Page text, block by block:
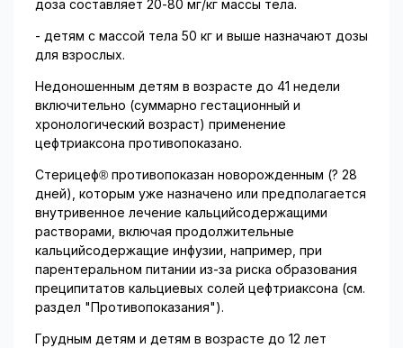
доза составляет 20-80 мг/кг массы тела.
- детям с массой тела 50 кг и выше назначают дозы
для взрослых.
Недоношенным детям в возрасте до 41 недели
включительно (суммарно гестационный и
хронологический возраст) применение
цефтриаксона противопоказано.
Стерицеф® противопоказан новорожденным (? 28
дней), которым уже назначено или предполагается
внутривенное лечение кальцийсодержащими
растворами, включая продолжительные
кальцийсодержащие инфузии, например, при
парентеральном питании из-за риска образования
преципитатов кальциевых солей цефтриаксона (см.
раздел "Противопоказания").
Грудным детям и детям в возрасте до 12 лет